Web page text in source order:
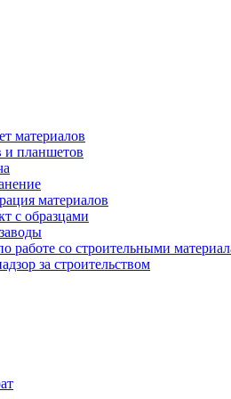
материалов
и планшетов
материалов
с образцами
работе со строительными
за строительством